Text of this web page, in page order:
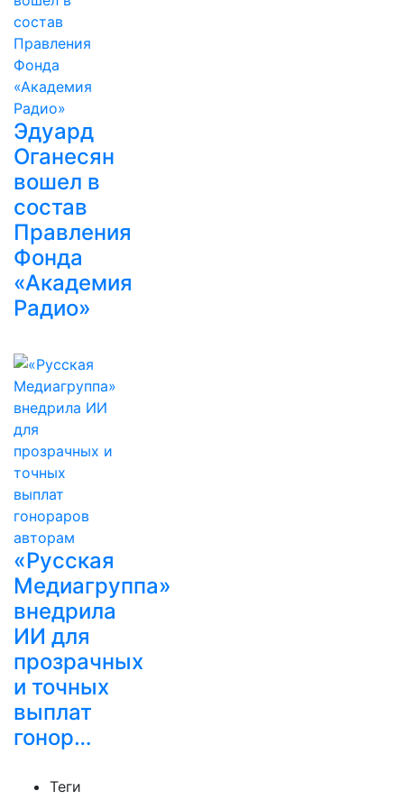
Эдуард
Оганесян
вошел в
состав
Правления
Фонда
«Академия
Радио»
«Русская
Медиагруппа»
внедрила
ИИ для
прозрачных
и точных
выплат
гонор…
Теги